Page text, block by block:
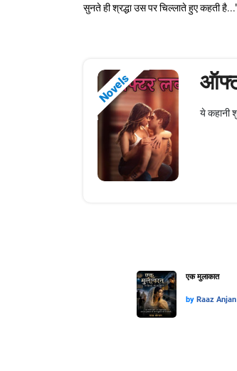
सुनते ही श्रद्धा उस पर चिल्लाते हुए कहती
Novels
ये कहानी
एक मुलाकात
by Raaz Anjan